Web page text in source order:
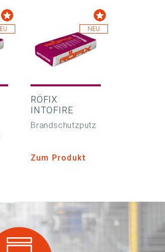
NEU
RÖFIX
INTOFIRE
Brandschutzputz
Zum Produkt